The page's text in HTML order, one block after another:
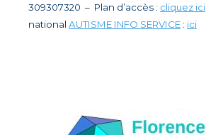
309307320 – Plan d’accès : cliquez ici
national AUTISME INFO SERVICE : ici